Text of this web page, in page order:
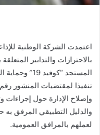
اعتمدت الشركة الوطنية
بالاحترازات والتدابير
المستجد
وإصلاح الإدارة حول إجراءات
والدليل التطبيقي المرفق
لعملهم بالمرافق العمومية.